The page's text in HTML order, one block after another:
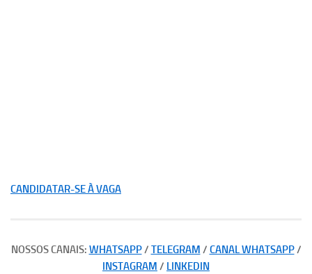
CANDIDATAR-SE À VAGA
NOSSOS CANAIS: WHATSAPP/ TELEGRAM / CANAL WHATSAPP/
INSTAGRAM / LINKEDIN